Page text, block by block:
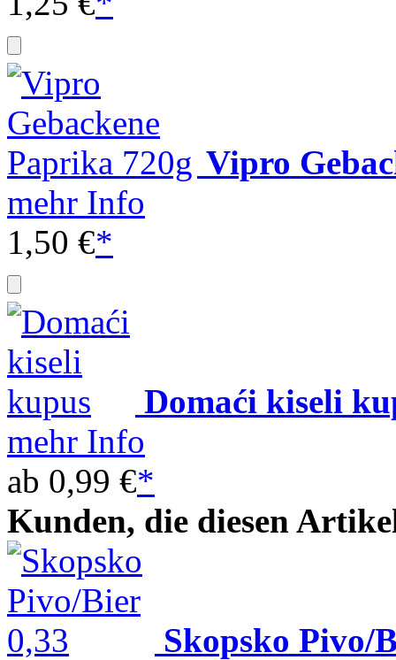
Vipro
mehr Info
1,50 €*
Domaći kiseli
mehr Info
ab 0,99 €*
Kunden, die diesen
Skopsko Pivo/